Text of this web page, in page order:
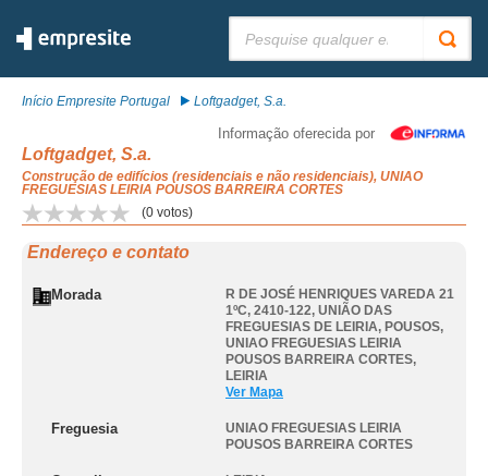
Início Empresite Portugal Loftgadget, S.a.
Informação oferecida por
Loftgadget, S.a.
Construção de edifícios (residenciais e não residenciais), UNIAO
FREGUESIAS LEIRIA POUSOS BARREIRA CORTES
(0 votos)
Endereço e contato
Morada
R DE JOSÉ HENRIQUES VAREDA 21
1ºC, 2410-122, UNIÃO DAS
FREGUESIAS DE LEIRIA, POUSOS,
UNIAO FREGUESIAS LEIRIA
POUSOS BARREIRA CORTES,
LEIRIA
Ver Mapa
Freguesia
UNIAO FREGUESIAS LEIRIA
POUSOS BARREIRA CORTES